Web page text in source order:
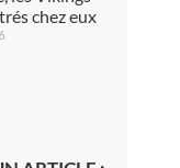
chez eux